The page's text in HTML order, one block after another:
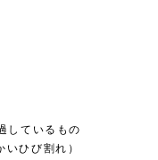
しているもの
ひび割れ）